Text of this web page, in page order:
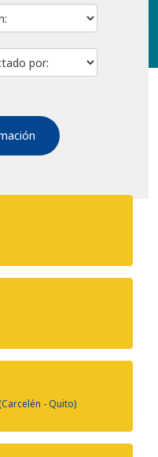
- Quito)